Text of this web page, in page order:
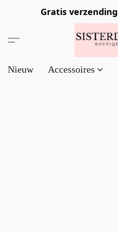
Gratis verzending
Nieuw Accessoires